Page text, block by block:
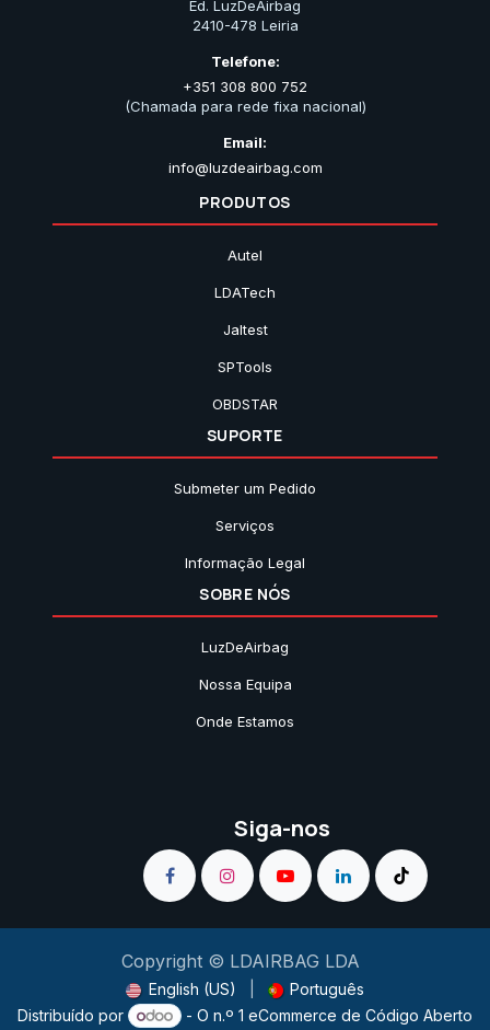
Ed. LuzDeAirbag
2410-478 Leiria
Telefone:
+351 308 800 752
(Chamada para rede fixa nacional)
Email:
info@luzdeairbag.com
PRODUTOS
Autel
LDATech
Jaltest
SPTools
OBDSTAR
SUPORTE
Submeter um Pedido
Serviços
Informação Legal
SOBRE NÓS
LuzDeAirbag
Nossa Equipa
Onde Estamos
Siga-nos
Copyright © LDAIRBAG LDA
English (US)
Português
Distribuído por
- O n.º 1 eCommerce de Código Aberto